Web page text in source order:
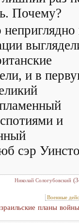
Почему?
и в
и
сэр
Николай Сологубовский
Военные
планы